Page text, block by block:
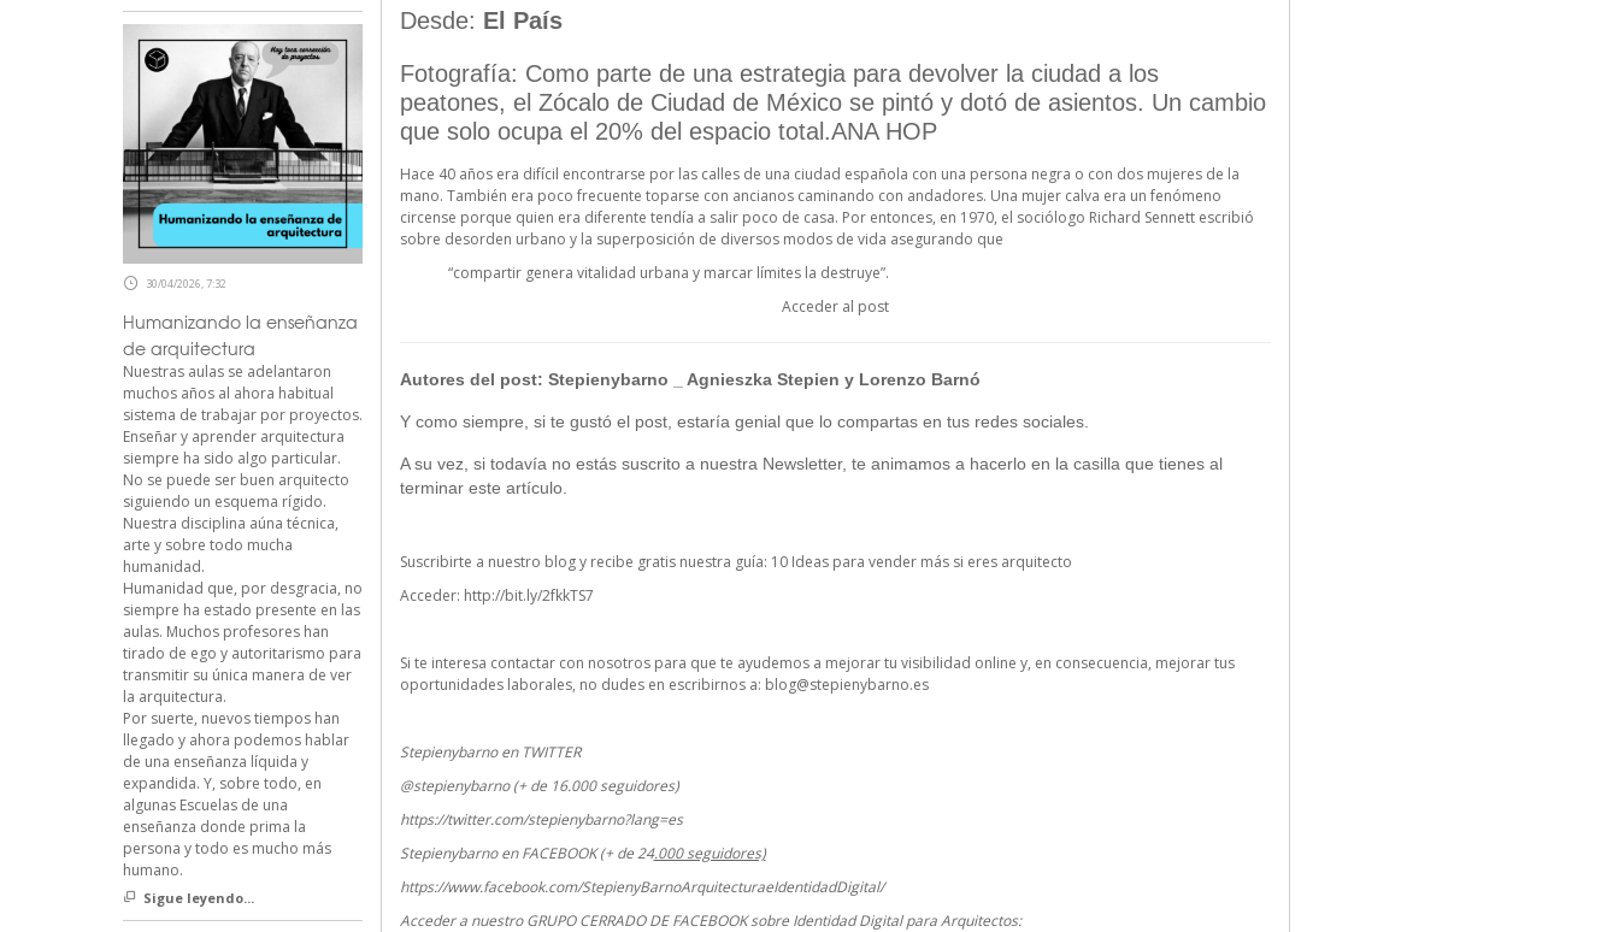
Desde: El País
Fotografía: Como parte de una estrategia para devolver la ciudad a los
peatones, el Zócalo de Ciudad de México se pintó y dotó de asientos. Un cambio
que solo ocupa el 20% del espacio total.ANA HOP
Hace 40 años era difícil encontrarse por las calles de una ciudad española con una persona negra o con dos mujeres de la
mano. También era poco frecuente toparse con ancianos caminando con andadores. Una mujer calva era un fenómeno
circense porque quien era diferente tendía a salir poco de casa. Por entonces, en 1970, el sociólogo Richard Sennett escribió
sobre desorden urbano y la superposición de diversos modos de vida asegurando que
“compartir genera vitalidad urbana y marcar límites la destruye”.
Acceder al post
Autores del post: Stepienybarno _ Agnieszka Stepien y Lorenzo Barnó
Y como siempre, si te gustó el post, estaría genial que lo compartas en tus redes sociales.
A su vez, si todavía no estás suscrito a nuestra Newsletter, te animamos a hacerlo en la casilla que tienes al
terminar este artículo.
Suscribirte a nuestro blog y recibe gratis nuestra guía: 10 Ideas para vender más si eres arquitecto
Acceder: http://bit.ly/2fkkTS7
Si te interesa contactar con nosotros para que te ayudemos a mejorar tu visibilidad online y, en consecuencia, mejorar tus
oportunidades laborales, no dudes en escribirnos a: blog@stepienybarno.es
Stepienybarno en TWITTER
@stepienybarno (+ de 16.000 seguidores)
https://twitter.com/stepienybarno?lang=es
Stepienybarno en FACEBOOK (+ de 24.000 seguidores)
https://www.facebook.com/StepienyBarnoArquitecturaeIdentidadDigital/
Acceder a nuestro GRUPO CERRADO DE FACEBOOK sobre Identidad Digital para Arquitectos:
30/04/2026, 7:32
Humanizando la enseñanza
de arquitectura
Nuestras aulas se adelantaron
muchos años al ahora habitual
sistema de trabajar por proyectos.
Enseñar y aprender arquitectura
siempre ha sido algo particular.
No se puede ser buen arquitecto
siguiendo un esquema rígido.
Nuestra disciplina aúna técnica,
arte y sobre todo mucha
humanidad.
Humanidad que, por desgracia, no
siempre ha estado presente en las
aulas. Muchos profesores han
tirado de ego y autoritarismo para
transmitir su única manera de ver
la arquitectura.
Por suerte, nuevos tiempos han
llegado y ahora podemos hablar
de una enseñanza líquida y
expandida. Y, sobre todo, en
algunas Escuelas de una
enseñanza donde prima la
persona y todo es mucho más
humano.
Sigue leyendo...